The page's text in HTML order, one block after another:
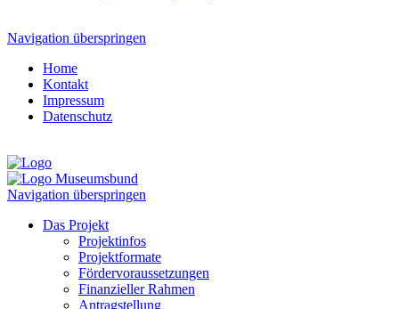
Navigation überspringen
Home
Kontakt
Impressum
Datenschutz
Navigation überspringen
Das Projekt
Projektinfos
Projektformate
Fördervoraussetzungen
Finanzieller Rahmen
Antragstellung